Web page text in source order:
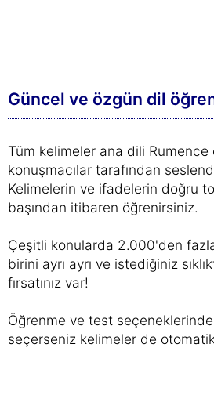
Güncel ve özgün dil
Tüm kelimeler ana dili
konuşmacılar tarafından
Kelimelerin ve ifadelerin doğru
başından itibaren öğrenirsiniz.
Çeşitli konularda 2.000'den
birini ayrı ayrı ve istediğiniz
fırsatınız var!
Öğrenme ve test
seçerseniz kelimeler de otomatik